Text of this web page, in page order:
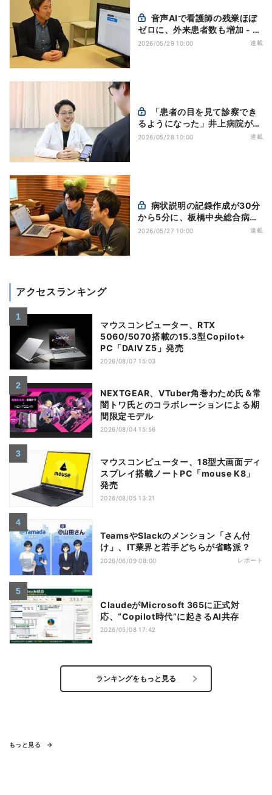
ゼロに、外来患者数も増加 - 広
瀬病院
2026/05/29 10:00 連載
るようになった」井上病院が進
める音声AI活用
2026/05/28 10:00 連載
から5分に、板橋中央総合病院
が進める音声AI活用
2026/05/27 10:00 連載
アクセスランキング
マウスコンピューター、RTX
5060/5070搭載の15.3型Copilot+
PC「DAIV Z5」発売
2026/08/07 15:03
NEXTGEAR、VTuber角巻わため氏＆常
闇トワ氏とのコラボレーションによる期
間限定モデル
2026/08/04 15:56
マウスコンピューター、18型大画面ディ
スプレイ搭載ノートPC「mouse K8」
発売
2026/08/05 13:21
TeamsやSlackのメンション「さん付
け」、IT業界と若手どちらが省略派？
2026/06/09 08:00 レポート
ClaudeがMicrosoft 365に正式対
応、“Copilot時代”に起きるAI共存
2026/05/08 17:42
ランキングをもっと見る
もっと見る